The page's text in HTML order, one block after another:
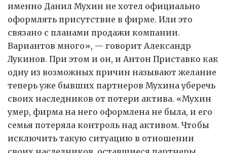
именно Данил Мухин не хотел официально
оформлять присутствие в фирме. Или это
связано с планами продажи компании.
Вариантов много», — говорит Александр
Лукинов. При этом и он, и Антон Приставко как
одну из возможных причин называют желание
теперь уже бывших партнеров Мухина уберечь
своих наследников от потери актива. «Мухин
умер, фирма на него оформлена не была, и его
семья потеряла контроль над активом. Чтобы
исключить такую ситуацию в отношении